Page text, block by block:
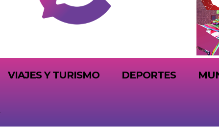
VIAJES Y TURISMO DEPORTES